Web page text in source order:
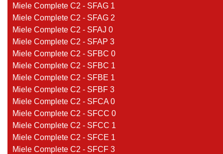
Miele Complete C2 - SFAG 1
Miele Complete C2 - SFAG 2
Miele Complete C2 - SFAJ 0
Miele Complete C2 - SFAP 3
Miele Complete C2 - SFBC 0
Miele Complete C2 - SFBC 1
Miele Complete C2 - SFBE 1
Miele Complete C2 - SFBF 3
Miele Complete C2 - SFCA 0
Miele Complete C2 - SFCC 0
Miele Complete C2 - SFCC 1
Miele Complete C2 - SFCE 1
Miele Complete C2 - SFCF 3